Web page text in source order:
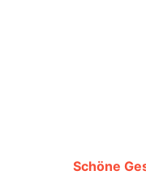
Schöne